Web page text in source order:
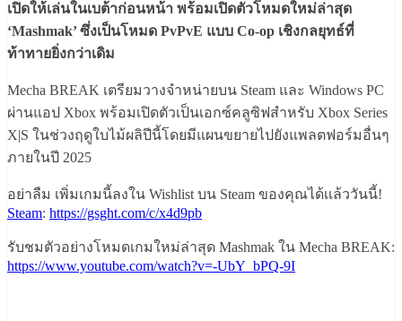
เปิดให้เล่นในเบต้าก่อนหน้า พร้อมเปิดตัวโหมดใหม่ล่าสุด
‘Mashmak’ ซึ่งเป็นโหมด PvPvE แบบ Co-op เชิงกลยุทธ์ที่
ท้าทายยิ่งกว่าเดิม
Mecha BREAK เตรียมวางจำหน่ายบน Steam และ Windows PC
ผ่านแอป Xbox พร้อมเปิดตัวเป็นเอกซ์คลูซิฟสำหรับ Xbox Series
X|S ในช่วงฤดูใบไม้ผลิปีนี้โดยมีแผนขยายไปยังแพลตฟอร์มอื่นๆ
ภายในปี 2025
อย่าลืม เพิ่มเกมนี้ลงใน Wishlist บน Steam ของคุณได้เเล้ววันนี้!
Steam: https://gsght.com/c/x4d9pb
รับชมตัวอย่างโหมดเกมใหม่ล่าสุด Mashmak ใน Mecha BREAK:
https://www.youtube.com/watch?v=-UbY_bPQ-9I